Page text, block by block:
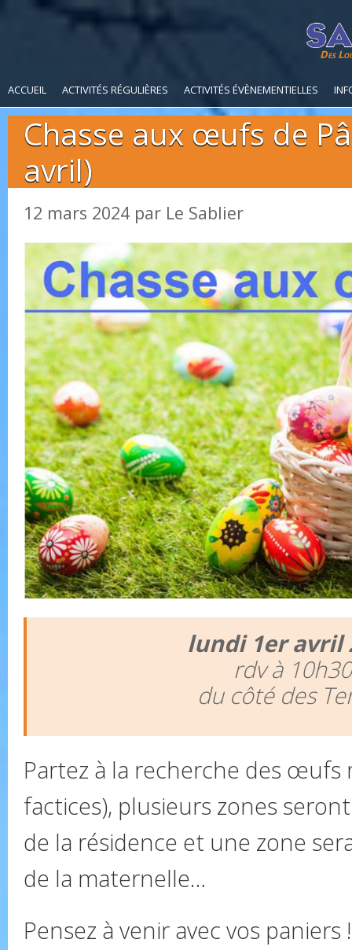
Des
ACCUEIL ACTIVITÉS RÉGULIÈRES ACTIVITÉS ÉVÈNEMENTIELLES
Chasse aux œufs de
avril)
12 mars 2024 par Le Sablier
lundi 1er avril
rdv à 10h30
du côté des
Partez à la recherche des
factices), plusieurs zones
de la résidence et une zone
de la maternelle…
Pensez à venir avec vos paniers